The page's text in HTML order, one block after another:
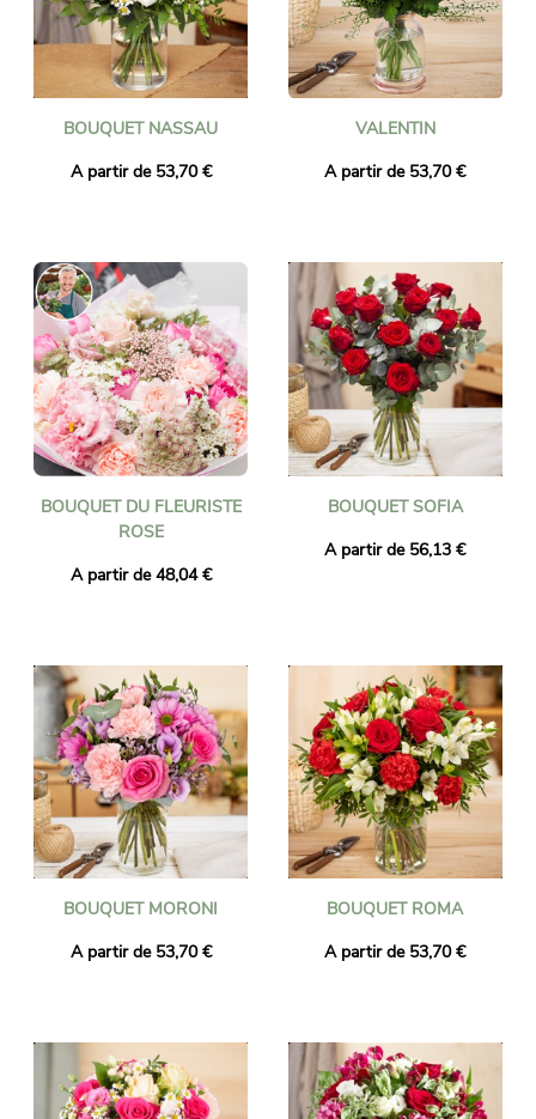
BOUQUET NASSAU
A partir de 53,70 €
VALENTIN
A partir de 53,70 €
BOUQUET DU FLEURISTE
ROSE
A partir de 48,04 €
BOUQUET SOFIA
A partir de 56,13 €
BOUQUET MORONI
A partir de 53,70 €
BOUQUET ROMA
A partir de 53,70 €